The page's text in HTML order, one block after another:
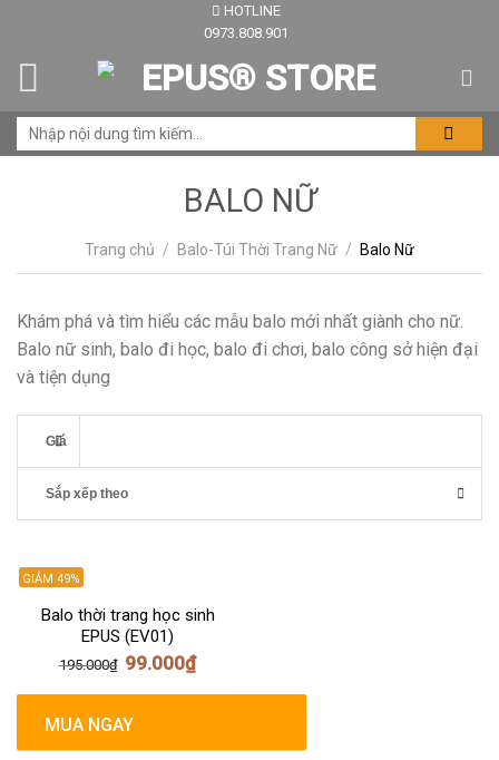
content
HOTLINE
0973.808.901
BALO NỮ
Trang chủ / Balo-Túi Thời Trang Nữ / Balo Nữ
Khám phá và tìm hiểu các mẫu balo mới nhất giành cho nữ.
Balo nữ sinh, balo đi học, balo đi chơi, balo công sở hiện đại
và tiện dụng
Giá
Sắp xếp theo
GIẢM 49%
HẾT HÀNG
Balo thời trang học sinh
EPUS (EV01)
195.000₫ 99.000₫
MUA NGAY